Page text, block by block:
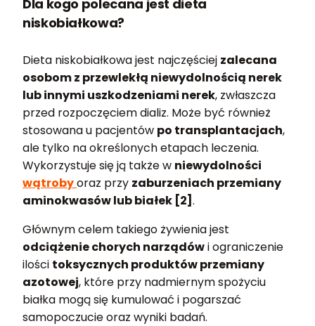
Dla kogo polecana jest dieta
niskobiałkowa?
Dieta niskobiałkowa jest najczęściej zalecana
osobom z przewlekłą niewydolnością nerek
lub innymi uszkodzeniami nerek, zwłaszcza
przed rozpoczęciem dializ. Może być również
stosowana u pacjentów po transplantacjach,
ale tylko na określonych etapach leczenia.
Wykorzystuje się ją także w niewydolności
wątrobyoraz przy zaburzeniach przemiany
aminokwasów lub białek [2] .
Głównym celem takiego żywienia jest
odciążenie chorych narządówi ograniczenie
ilości toksycznych produktów przemiany
azotowej, które przy nadmiernym spożyciu
białka mogą się kumulować i pogarszać
samopoczucie oraz wyniki badań.